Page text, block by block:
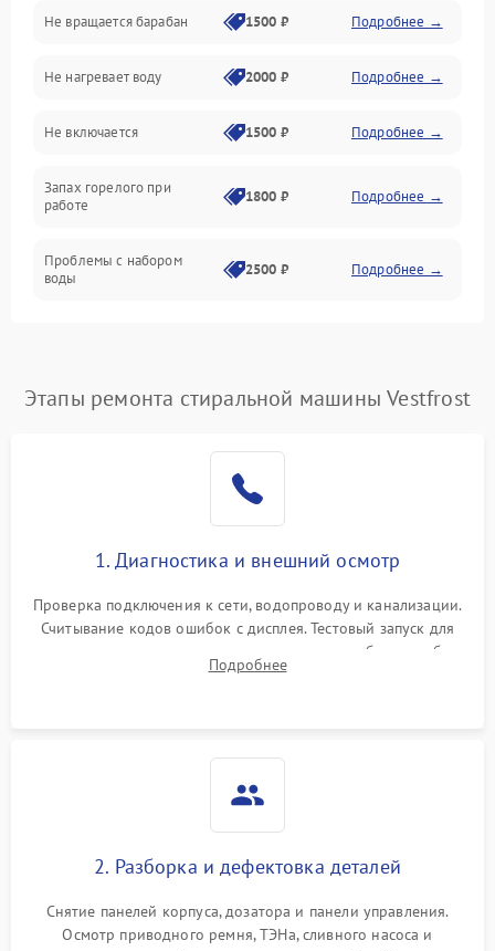
Слив
Программное обеспечение
Не вращается барабан 1500 ₽ Подробнее →
Не нагревает воду 2000 ₽ Подробнее →
Не включается 1500 ₽ Подробнее →
Запах горелого при
работе
1800 ₽ Подробнее →
Проблемы с набором
воды
2500 ₽ Подробнее →
2200 ₽ Подробнее →
Этапы ремонта стиральной машины Vestfrost
1. Диагностика и внешний осмотр
Проверка подключения к сети, водопроводу и канализации.
Считывание кодов ошибок с дисплея. Тестовый запуск для
выявления посторонних шумов, протечек или сбоев в работе
электронного модуля управления.
Подробнее
2. Разборка и дефектовка деталей
Снятие панелей корпуса, дозатора и панели управления.
Осмотр приводного ремня, ТЭНа, сливного насоса и